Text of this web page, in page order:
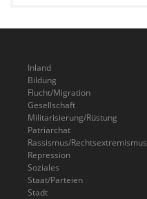
Inland
Bildung
Flucht/Migration
Gesellschaft
Militarisierung/Rüstung
Patriarchat
Rassismus/Rechtsextremismus
Repression
Soziales
Staat/Parteien
Stadt